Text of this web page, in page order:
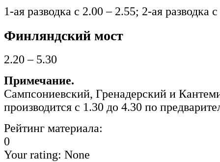
1-ая разводка с 2.00 – 2.55; 2-ая разводка
Финляндский мост
2.20 – 5.30
Примечание.
Сампсониевский, Гренадерский и
производится с 1.30 до 4.30 по
Рейтинг материала:
0
Your rating: None